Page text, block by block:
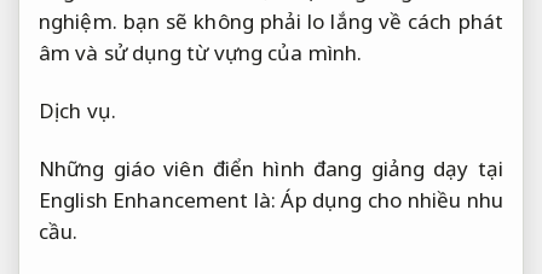
nghiệm. bạn sẽ không phải lo lắng về cách phát
âm và sử dụng từ vựng của mình.
Dịch vụ.
Những giáo viên điển hình đang giảng dạy tại
English Enhancement là:Áp dụng cho nhiều nhu
cầu.